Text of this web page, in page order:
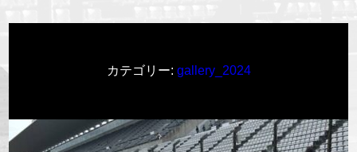
カテゴリー: gallery_2024